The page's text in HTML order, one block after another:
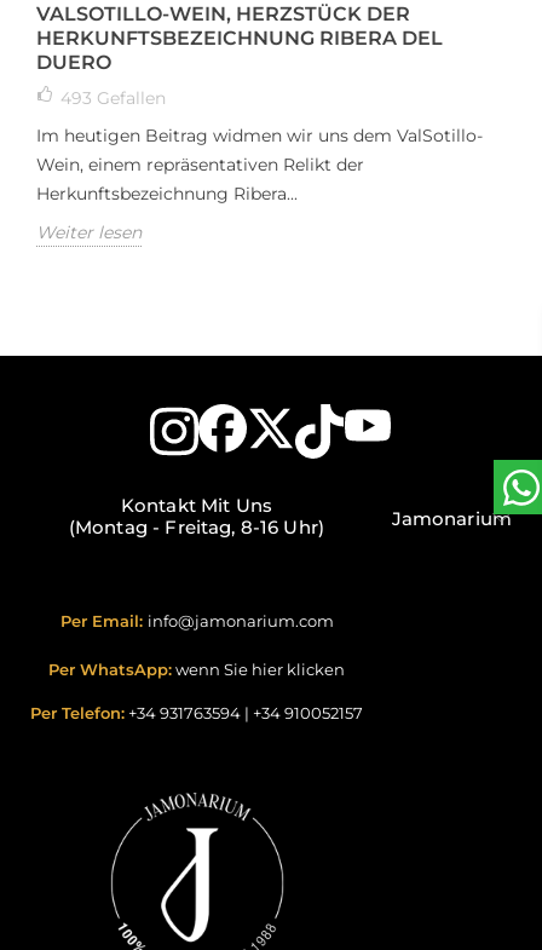
VALSOTILLO-WEIN, HERZSTÜCK DER
HERKUNFTSBEZEICHNUNG RIBERA DEL
DUERO
493 Gefallen
Im heutigen Beitrag widmen wir uns dem ValSotillo-
Wein, einem repräsentativen Relikt der
Herkunftsbezeichnung Ribera...
Weiter lesen
Kontakt Mit Uns
(Montag - Freitag, 8-16 Uhr)
Per Email: info@jamonarium.com
Per WhatsApp:wenn Sie hier klicken
Per Telefon: +34 931763594 | +34 910052157
Jamonarium